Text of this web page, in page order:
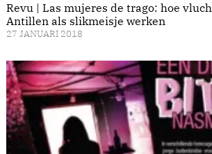
Revu | Las mujeres de trago: hoe
Antillen als slikmeisje werken
27 JANUARI 2018